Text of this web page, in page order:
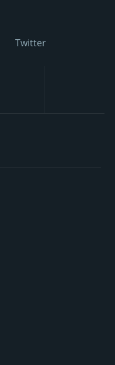
Twitter